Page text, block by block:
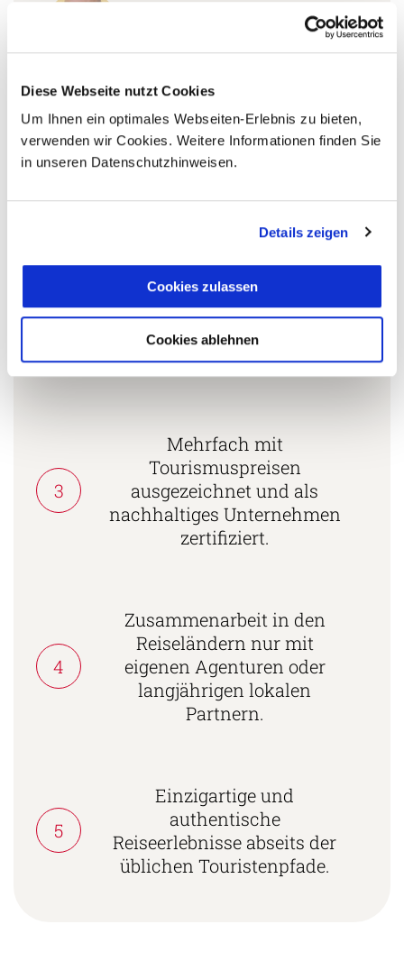
Diese Webseite nutzt Cookies
Um Ihnen ein optimales Webseiten-Erlebnis zu bieten,
verwenden wir Cookies. Weitere Informationen finden Sie
in unseren Datenschutzhinweisen.
Details zeigen
Cookies zulassen
Cookies ablehnen
+49 (0)761 / 21 16 99-11
5 Gründe warum Sie mit Ihrer Buchung bei uns
die richtige Entscheidung treffen:
Fernreisespezialist mit über
25 Jahren Erfahrung!
Persönliche Beratung durch
vielgereiste
Länderspezialisten.
3
Mehrfach mit
Tourismuspreisen
ausgezeichnet und als
nachhaltiges Unternehmen
zertifiziert.
4
Zusammenarbeit in den
Reiseländern nur mit
eigenen Agenturen oder
langjährigen lokalen
Partnern.
5
Einzigartige und
authentische
Reiseerlebnisse abseits der
üblichen Touristenpfade.